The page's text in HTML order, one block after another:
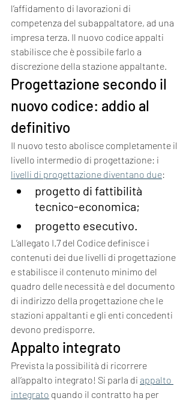
l’affidamento di lavorazioni di
competenza del subappaltatore, ad una
impresa terza. Il nuovo codice appalti
stabilisce che è possibile farlo a
discrezione della stazione appaltante.
Progettazione secondo il
nuovo codice: addio al
definitivo
Il nuovo testo abolisce completamente il
livello intermedio di progettazione: i
livelli di progettazione diventano due:
progetto di fattibilità
tecnico-economica;
progetto esecutivo.
L’allegato I.7 del Codice definisce i
contenuti dei due livelli di progettazione
e stabilisce il contenuto minimo del
quadro delle necessità e del documento
di indirizzo della progettazione che le
stazioni appaltanti e gli enti concedenti
devono predisporre.
Appalto integrato
Prevista la possibilità di ricorrere
all’appalto integrato! Si parla di appalto
integrato quando il contratto ha per